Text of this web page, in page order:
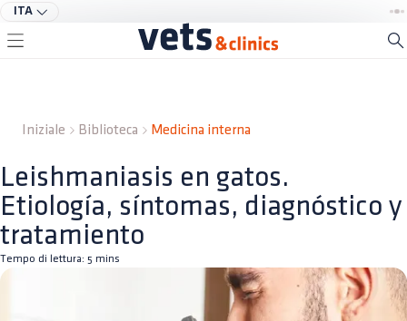
ITA
Iniziale Biblioteca Medicina interna
Leishmaniasis en gatos.
Etiología, síntomas, diagnóstico y
tratamiento
Tempo di lettura: 5 mins